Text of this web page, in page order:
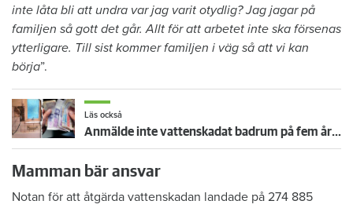
inte låta bli att undra var jag varit otydlig? Jag jagar på
familjen så gott det går. Allt för att arbetet inte ska försenas
ytterligare. Till sist kommer familjen i väg så att vi kan
börja”.
Läs också
Anmälde inte vattenskadat badrum på fem år – krävs på 125 000 kronor
Mamman bär ansvar
Notan för att åtgärda vattenskadan landade på 274 885